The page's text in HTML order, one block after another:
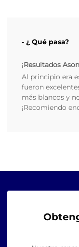
- ¿ Qué pasa?
¡Resultados
Al principio era
fueron
más blancos y
¡Recomiendo